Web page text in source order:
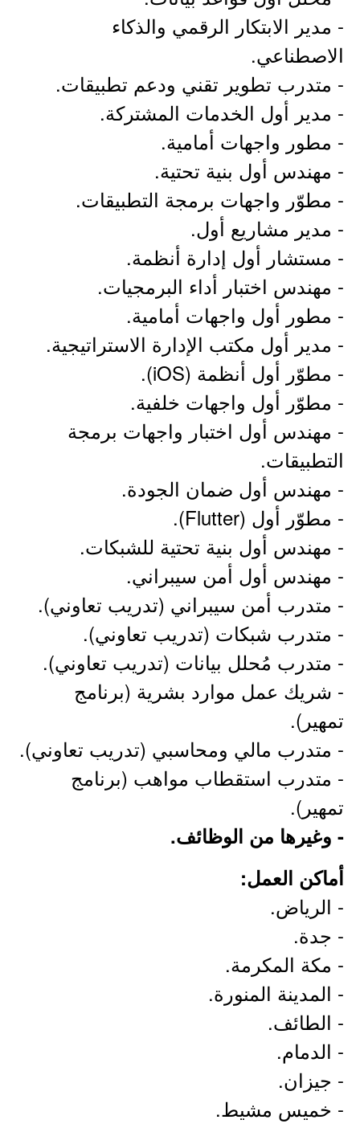
- مدير الابتكار الرقمي والذكاء
الاصطناعي.
- متدرب تطوير تقني ودعم تطبيقات.
- مدير أول الخدمات المشتركة.
- مطور واجهات أمامية.
- مهندس أول بنية تحتية.
- مطوّر واجهات برمجة التطبيقات.
- مدير مشاريع أول.
- مستشار أول إدارة أنظمة.
- مهندس اختبار أداء البرمجيات.
- مطور أول واجهات أمامية.
- مدير أول مكتب الإدارة الاستراتيجية.
- مطوّر أول أنظمة (iOS).
- مطوّر أول واجهات خلفية.
- مهندس أول اختبار واجهات برمجة
التطبيقات.
- مهندس أول ضمان الجودة.
- مطوّر أول (Flutter).
- مهندس أول بنية تحتية للشبكات.
- مهندس أول أمن سيبراني.
- متدرب أمن سيبراني (تدريب تعاوني).
- متدرب شبكات (تدريب تعاوني).
- متدرب مُحلل بيانات (تدريب تعاوني).
- شريك عمل موارد بشرية (برنامج
تمهير).
- متدرب مالي ومحاسبي (تدريب تعاوني).
- متدرب استقطاب مواهب (برنامج
تمهير).
- وغيرها من الوظائف.
أماكن العمل:
- الرياض.
- جدة.
- مكة المكرمة.
- المدينة المنورة.
- الطائف.
- الدمام.
- جيزان.
- خميس مشيط.